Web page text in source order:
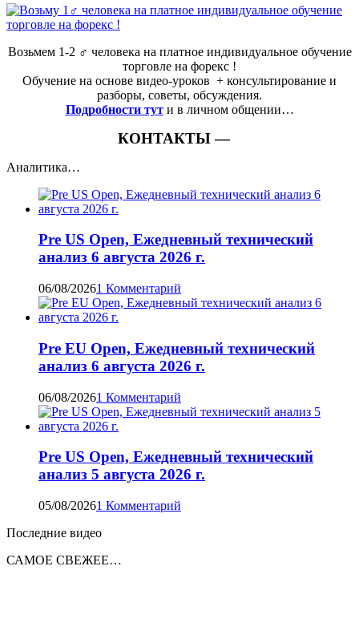
Возьмем 1-2 ‍♂️ человека на платное индивидуальное обучение
торговле на форекс !
Обучение на основе видео-уроков ️ + консультирование и
разборы, советы, обсуждения.
Подробности тут и в личном общении…
КОНТАКТЫ —
Аналитика…
Pre US Open, Ежедневный технический
анализ 6 августа 2026 г.
06/08/20261 Комментарий
Pre EU Open, Ежедневный технический
анализ 6 августа 2026 г.
06/08/20261 Комментарий
Pre US Open, Ежедневный технический
анализ 5 августа 2026 г.
05/08/20261 Комментарий
Последние видео
САМОЕ СВЕЖЕЕ…